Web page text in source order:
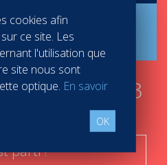
campus en 3
parti !
cookies afin
ce site. Les
l'utilisation que
site nous sont
optique. En savoir
OK